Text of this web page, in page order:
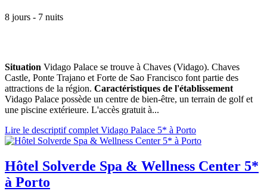
8 jours - 7 nuits
Situation Vidago Palace se trouve à Chaves (Vidago). Chaves
Castle, Ponte Trajano et Forte de Sao Francisco font partie des
attractions de la région. Caractéristiques de l'établissement
Vidago Palace possède un centre de bien-être, un terrain de golf et
une piscine extérieure. L'accès gratuit à...
Lire le descriptif complet Vidago Palace 5* à Porto
Hôtel Solverde Spa & Wellness Center 5*
à Porto